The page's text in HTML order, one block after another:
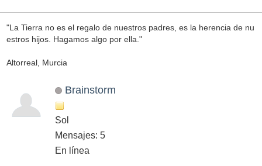
"La Tierra no es el regalo de nuestros padres, es la herencia de nu
estros hijos. Hagamos algo por ella."
Altorreal, Murcia
Brainstorm
Sol
Mensajes: 5
En línea